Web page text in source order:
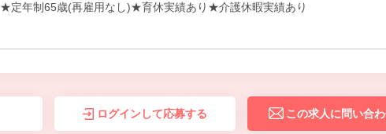
★定年制65歳(再雇用なし)★育休実績あり★介護休暇実績あり
ログインして応募する この求人に問い合